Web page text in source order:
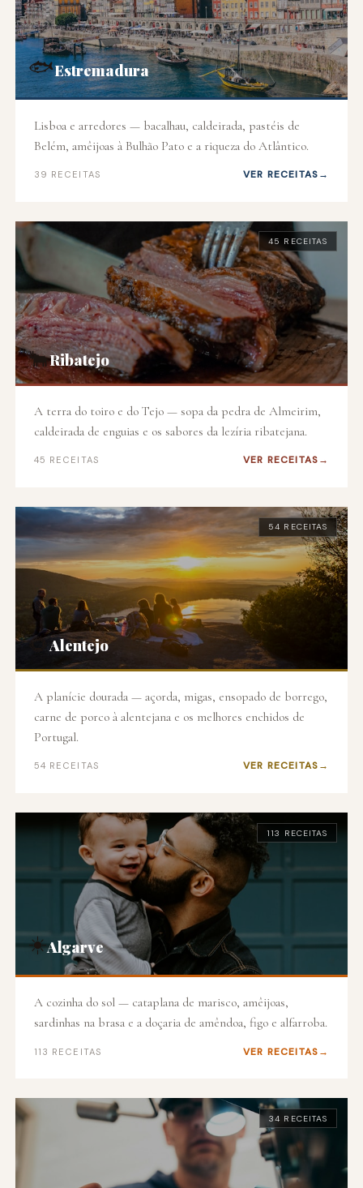
🐟Estremadura
Lisboa e arredores — bacalhau, caldeirada, pastéis de
Belém, amêijoas à Bulhão Pato e a riqueza do Atlântico.
39 RECEITAS VER RECEITAS
45 RECEITAS
🐂Ribatejo
A terra do toiro e do Tejo — sopa da pedra de Almeirim,
caldeirada de enguias e os sabores da lezíria ribatejana.
45 RECEITAS VER RECEITAS
54 RECEITAS
🌻Alentejo
A planície dourada — açorda, migas, ensopado de borrego,
carne de porco à alentejana e os melhores enchidos de
Portugal.
54 RECEITAS VER RECEITAS
113 RECEITAS
☀️Algarve
A cozinha do sol — cataplana de marisco, amêijoas,
sardinhas na brasa e a doçaria de amêndoa, figo e alfarroba.
113 RECEITAS VER RECEITAS
34 RECEITAS